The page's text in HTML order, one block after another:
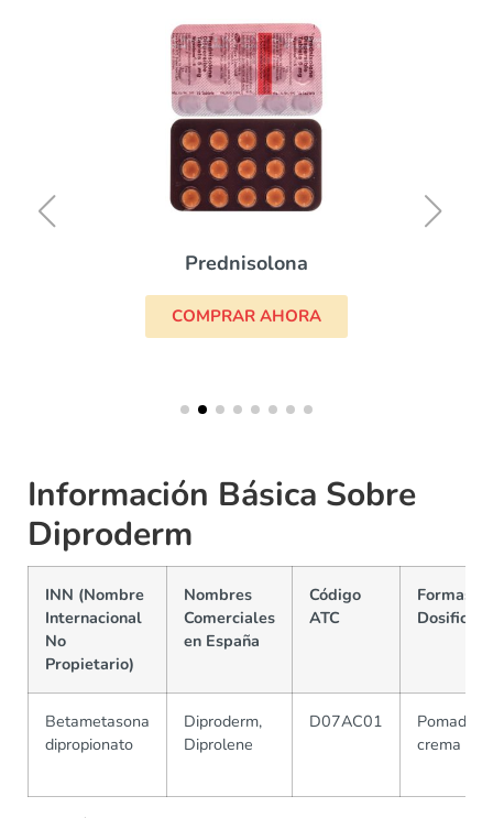
Prednisolona
COMPRAR AHORA
Información Básica Sobre
Diproderm
INN (Nombre
Internacional
No
Propietario)
Nombres
Comerciales
en España
Código
ATC
Formas y
Betametasona
dipropionato
Diproderm,
Diprolene
D07AC01
Pomada y
crema